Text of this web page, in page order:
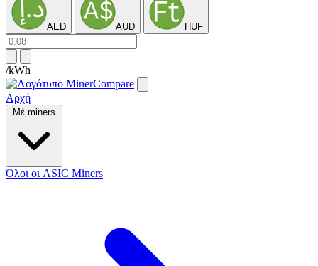
AED AUD HUF
/kWh
Αρχή
Μέ miners
Όλοι οι ASIC Miners